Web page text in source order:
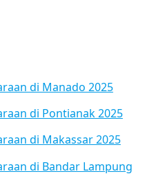
di Manado 2025
di Pontianak 2025
di Makassar 2025
di Bandar Lampung